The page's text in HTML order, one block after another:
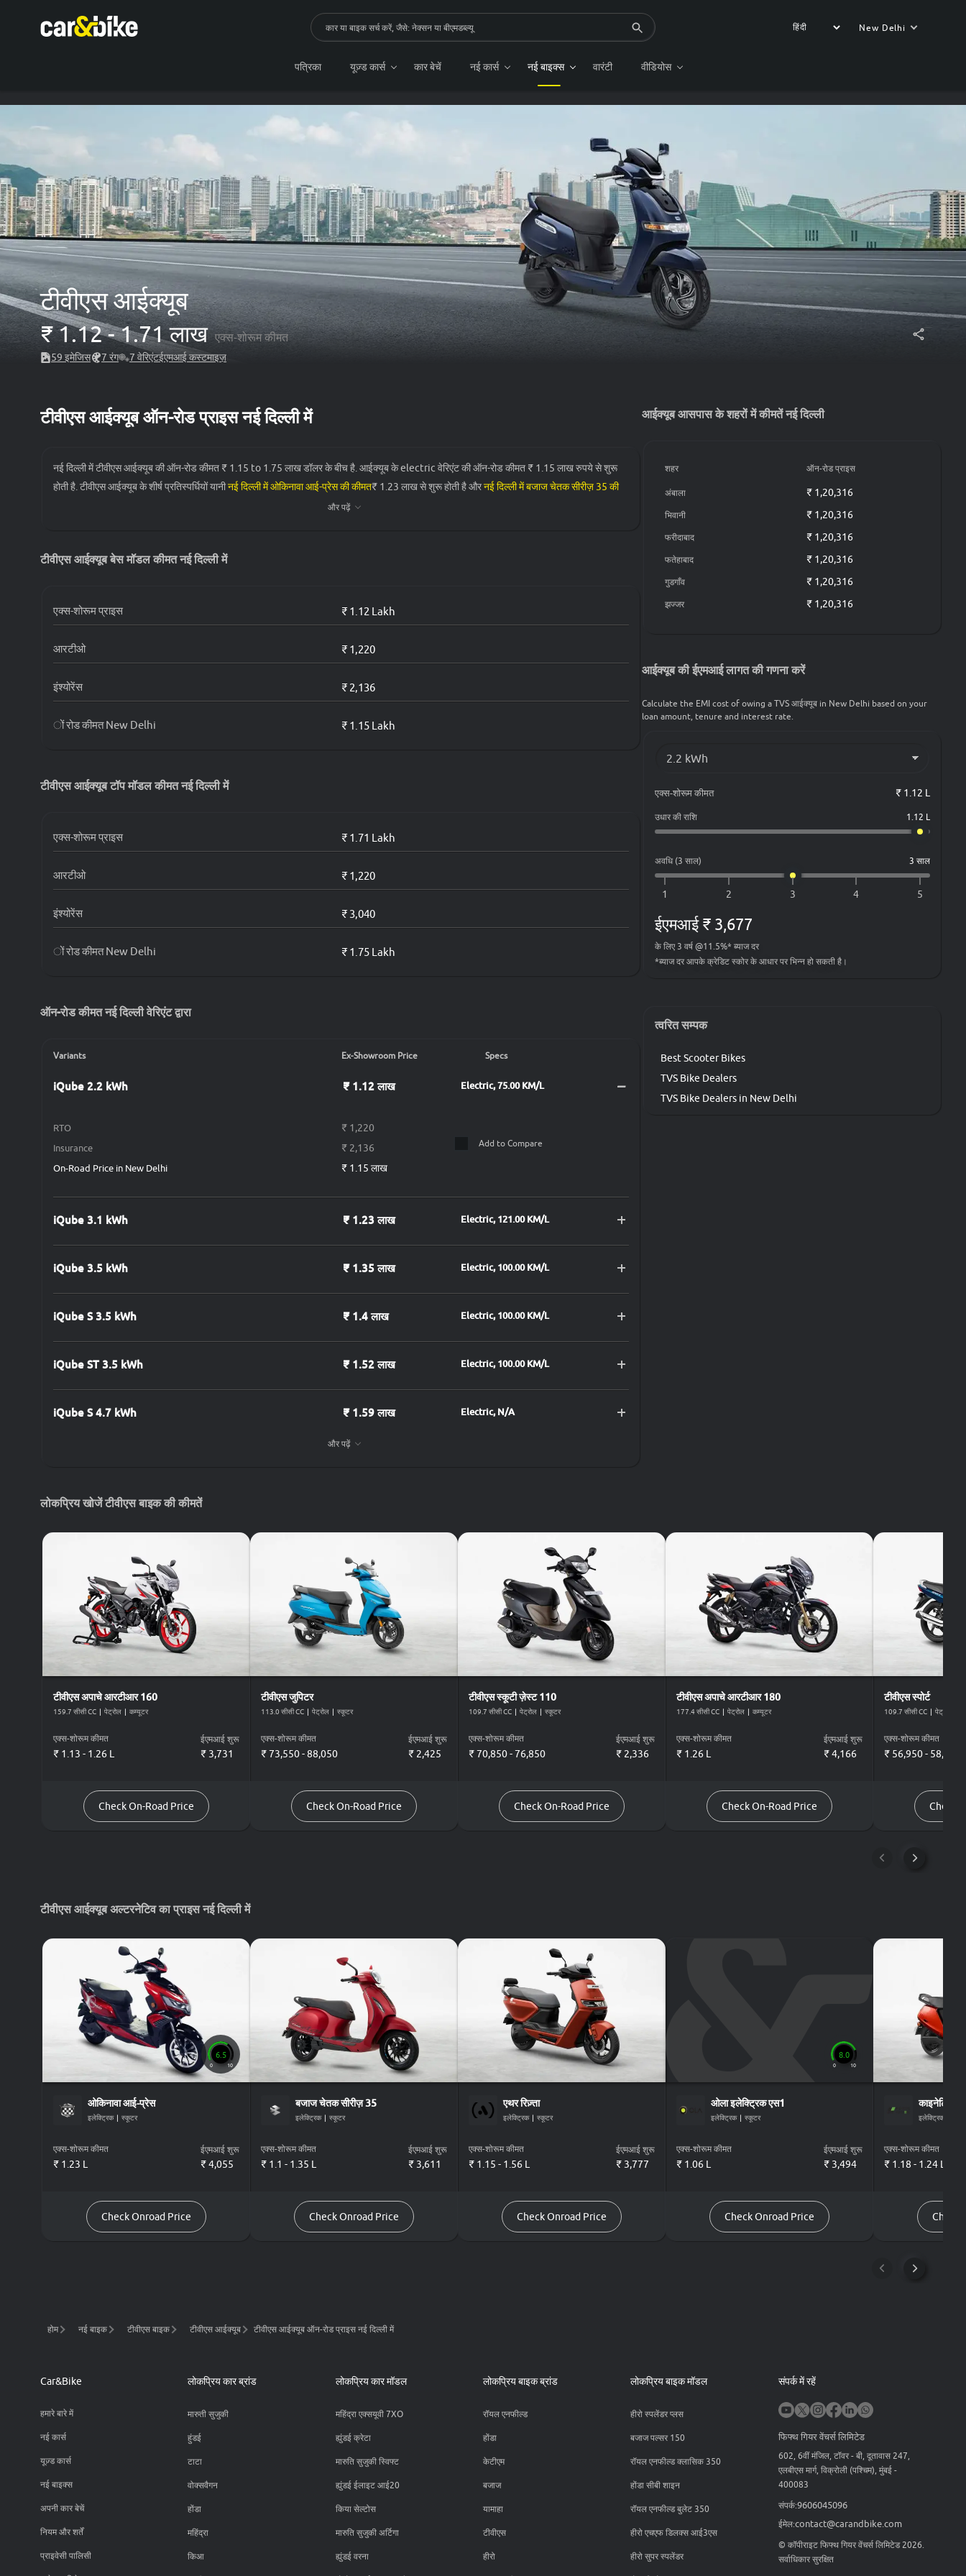
New Delhi
पत्रिका यूज़्ड कार्स कार बेचें नई कार्स नई बाइक्स वारंटी वीडियोस
टीवीएस आईक्यूब
₹1.12 - 1.71 लाख एक्स-शोरूम कीमत
59 इमेजिस 7 रंग 7 वेरिएंटईएमआई कस्टमाइज़
टीवीएस आईक्यूब ऑन-रोड प्राइस नई दिल्ली में
नई दिल्ली में टीवीएस आईक्यूब की ऑन-रोड कीमत ₹ 1.15 to 1.75 लाख डॉलर के बीच है. आईक्यूब के electric वेरिएंट की ऑन-रोड कीमत ₹ 1.15 लाख रुपये से शुरू
होती है. टीवीएस आईक्यूब के शीर्ष प्रतिस्पर्धियों यानीनई दिल्ली में ओकिनावा आई-प्रेस की कीमत₹ 1.23 लाख से शुरू होती है औरनई दिल्ली में बजाज चेतक सीरीज़ 35 की
टीवीएस आईक्यूब 2.2 kWh
टीवीएस आईक्यूब S 3.5 kWh ₹ 1.43 लाख*
टीवीएस आईक्यूब S 4.7 kWh ₹ 1.63 लाख*
और पढ़ें
टीवीएस आईक्यूब बेस मॉडल कीमत नई दिल्ली में
एक्स-शोरूम प्राइस ₹ 1.12 Lakh
आरटीओ ₹ 1,220
इंश्योरेंस ₹ 2,136
ों रोड कीमत New Delhi ₹ 1.15 Lakh
टीवीएस आईक्यूब टॉप मॉडल कीमत नई दिल्ली में
एक्स-शोरूम प्राइस ₹ 1.71 Lakh
आरटीओ ₹ 1,220
इंश्योरेंस ₹ 3,040
ों रोड कीमत New Delhi ₹ 1.75 Lakh
ऑन-रोड कीमत नई दिल्ली वेरिएंट द्वारा
Variants Ex-Showroom Price Specs
iQube 2.2 kWh ₹ 1.12 लाख Electric, 75.00 KM/L
RTO
₹ 1,220
Insurance
₹ 2,136
On-Road Price in New Delhi
₹ 1.15 लाख
Add to Compare
iQube 3.1 kWh ₹ 1.23 लाख Electric, 121.00 KM/L
iQube 3.5 kWh ₹ 1.35 लाख Electric, 100.00 KM/L
iQube S 3.5 kWh ₹ 1.4 लाख Electric, 100.00 KM/L
iQube ST 3.5 kWh ₹ 1.52 लाख Electric, 100.00 KM/L
iQube S 4.7 kWh ₹ 1.59 लाख Electric, N/A
और पढ़ें
आईक्यूब आसपास के शहरों में कीमतें नई दिल्ली
शहर ऑन-रोड प्राइस
अंबाला ₹ 1,20,316
भिवानी ₹ 1,20,316
फरीदाबाद ₹ 1,20,316
फतेहाबाद ₹ 1,20,316
गुडगाँव ₹ 1,20,316
झज्जर ₹ 1,20,316
आईक्यूब की ईएमआई लागत की गणना करें
Calculate the EMI cost of owing a TVS आईक्यूब in New Delhi based on your
loan amount, tenure and interest rate.
एक्स-शोरूम कीमत ₹ 1.12 L
उधार की राशि 1.12 L
अवधि (3 साल) 3 साल
ईएमआई ₹ 3,677
के लिए 3 वर्ष @11.5%*ब्याज दर
*ब्याज दर आपके क्रेडिट स्कोर के आधार पर भिन्न हो सकती है।
त्वरित सम्पक
Best Scooter Bikes
TVS Bike Dealers
TVS Bike Dealers in New Delhi
लोकप्रिय खोजें टीवीएस बाइक की कीमतें
टीवीएसअपाचे आरटीआर 160
159.7 सीसी CC | पेट्रोल | कम्यूटर
एक्स-शोरूम कीमत
₹ 1.13 - 1.26 L
ईएमआई शुरू
₹ 3,731
Check On-Road Price
टीवीएसजुपिटर
113.0 सीसी CC | पेट्रोल | स्कूटर
एक्स-शोरूम कीमत
₹ 73,550 - 88,050
ईएमआई शुरू
₹ 2,425
Check On-Road Price
टीवीएसस्कूटी ज़ेस्ट 110
109.7 सीसी CC | पेट्रोल | स्कूटर
एक्स-शोरूम कीमत
₹ 70,850 - 76,850
ईएमआई शुरू
₹ 2,336
Check On-Road Price
टीवीएसअपाचे आरटीआर 180
177.4 सीसी CC | पेट्रोल | कम्यूटर
एक्स-शोरूम कीमत
₹ 1.26 L
ईएमआई शुरू
₹4,166
Check On-Road Price
टीवीएसस्पोर्ट
109.7 सीसी CC | पेट्रोल
एक्स-शोरूम कीमत
₹ 56,950 - 58,950
Check
टीवीएस आईक्यूब अल्टरनेटिव का प्राइस नई दिल्ली में
6.5
0 10
ओकिनावाआई-प्रेस
इलेक्ट्रिक| स्कूटर
एक्स-शोरूम कीमत
₹ 1.23 L
ईएमआई शुरू
₹4,055
Check Onroad Price
बजाजचेतक सीरीज़ 35
इलेक्ट्रिक| स्कूटर
एक्स-शोरूम कीमत
₹ 1.1 - 1.35 L
ईएमआई शुरू
₹ 3,611
Check Onroad Price
एथररिज़्ता
इलेक्ट्रिक| स्कूटर
एक्स-शोरूम कीमत
₹ 1.15 - 1.56 L
ईएमआई शुरू
₹ 3,777
Check Onroad Price
8.0
0 10
ओला इलेक्ट्रिकएस1
इलेक्ट्रिक| स्कूटर
एक्स-शोरूम कीमत
₹ 1.06 L
ईएमआई शुरू
₹ 3,494
Check Onroad Price
काइनेटिक
इलेक्ट्रिक
एक्स-शोरूम कीमत
₹ 1.18 - 1.24 L
Check
होम नई बाइक टीवीएस बाइक टीवीएस आईक्यूब टीवीएस आईक्यूब ऑन-रोड प्राइस नई दिल्ली में
Car&bike
हमारे बारे में
नई कार्स
यूज़्ड कार्स
नई बाइक्स
अपनी कार बेचें
नियम और शर्तें
प्राइवेसी पालिसी
लोकप्रिय कार ब्रांड
मारुती सुजुकी
हुंडई
टाटा
वोक्सवैगन
होंडा
महिंद्रा
किआ
लोकप्रिय कार मॉडल
महिंद्रा एक्सयूवी 7XO
ह्युंडई क्रेटा
मारुति सुजुकी स्विफ्ट
ह्युंडई ईलाइट आई20
किया सेल्टोस
मारुति सुजुकी अर्टिगा
ह्युंडई वरना
लोकप्रिय बाइक ब्रांड
रॉयल एनफील्ड
होंडा
केटीएम
बजाज
यामाहा
टीवीएस
हीरो
लोकप्रिय बाइक मॉडल
हीरो स्पलेंडर प्लस
बजाज पल्सर 150
रॉयल एनफील्ड क्लासिक 350
होंडा सीबी शाइन
रॉयल एनफील्ड बुलेट 350
हीरो एचएफ डिलक्स आई3एस
हीरो सुपर स्पलेंडर
संपर्क में रहें
फिफ्थ गियर वेंचर्स लिमिटेड
602, 6वीं मंजिल, टॉवर - बी, दूतावास 247,
एलबीएस मार्ग, विक्रोली (पश्चिम), मुंबई -
400083
संपर्क:9606045096
ईमेल:contact@carandbike.com
© कॉपीराइट फिफ्थ गियर वेंचर्स लिमिटेड 2026.
सर्वाधिकार सुरक्षित